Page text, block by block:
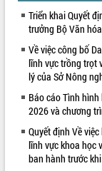
VIDEO
Triển khai Quyết
trưởng Bộ Văn
Về việc công bố
lĩnh vực trồng trọt
lý của Sở Nông
Báo cáo Tình
2026 và chương
Quyết định Về
lĩnh vực khoa học
ban hành trước